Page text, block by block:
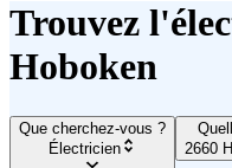
Trouvez
Hoboken
Que cherchez-vous ?
Électricien
2660